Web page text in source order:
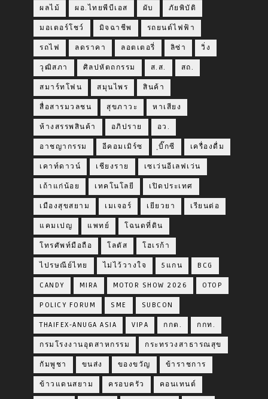
ผลไม้ ผอ.ไทยพีบีเอส ผับ ภัยพิบัติ
มอเตอร์โชว์ มิจฉาชีพ รถยนต์ไฟฟ้า
รถไฟ ลดราคา ลอตเตอรี่ ลิซ่า วิ่ง
วุฒิสภา ศิลปหัตถกรรม ส.ส. สถ.
สมาร์ทโฟน สมุนไพร สินค้า
สื่อสารมวลชน สุขภาวะ หาเสียง
ห้างสรรพสินค้า อภิปราย อว.
อาชญากรรม อีคอมเมิร์ซ ฺบิ๊กซี เครื่องดื่ม
เคาท์ดาวน์ เชียงราย เซเว่นอีเลฟเว่น
เถ้าแก่น้อย เทคโนโลยี เปิดประเทศ
เมืองสุขสยาม เมเจอร์ เยียวยา เรียนต่อ
แคมเปญ แพทย์ โฉนดที่ดิน
โทรศัพท์มือถือ โลตัส โฮเรก้า
ไปรษณีย์ไทย ไม่ไว้วางใจ 5แกน BCG
CANDY MIRA MOTOR SHOW 2026 OTOP
POLICY FORUM SME SUBCON
THAIFEX-ANUGA ASIA VIPA กกต. กกท.
กรมโรงงานอุตสาหกรรม กระทรวงสาธารณสุข
กัมพูชา ขนส่ง ของขวัญ ข้าราชการ
ข้าวแดนสยาม ครอบครัว คอนเทนต์